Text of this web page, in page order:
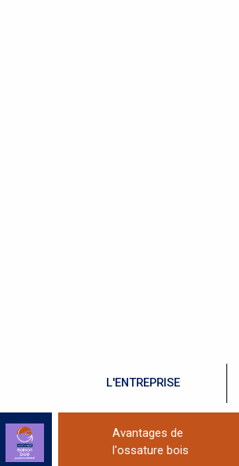
L'ENTREPRISE
Avantages de
l'ossature bois